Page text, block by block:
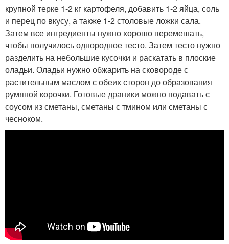
крупной терке 1-2 кг картофеля, добавить 1-2 яйца, соль
и перец по вкусу, а также 1-2 столовые ложки сала.
Затем все ингредиенты нужно хорошо перемешать,
чтобы получилось однородное тесто. Затем тесто нужно
разделить на небольшие кусочки и раскатать в плоские
оладьи. Оладьи нужно обжарить на сковороде с
растительным маслом с обеих сторон до образования
румяной корочки. Готовые драники можно подавать с
соусом из сметаны, сметаны с тмином или сметаны с
чесноком.